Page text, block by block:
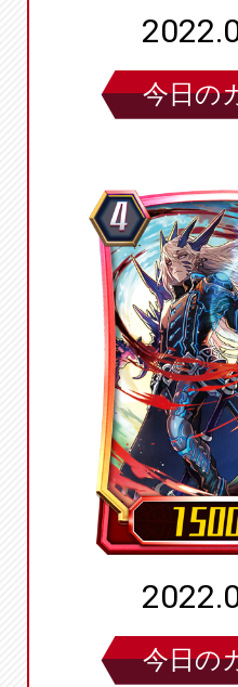
今日の
今日の